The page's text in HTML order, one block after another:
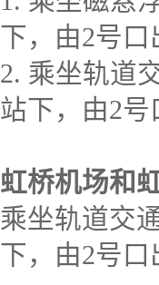
下，由2号
2. 乘坐轨道
站下，由2
虹桥机场和
乘坐轨道交
下，由2号